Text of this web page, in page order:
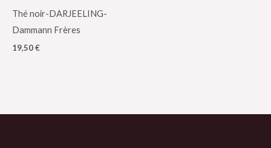
Thé noir-DARJEELING-
Dammann Frères
19,50€